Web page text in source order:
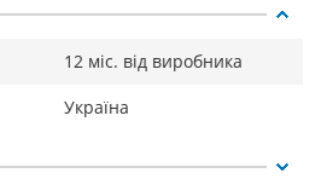
12 міс. від виробника
Україна